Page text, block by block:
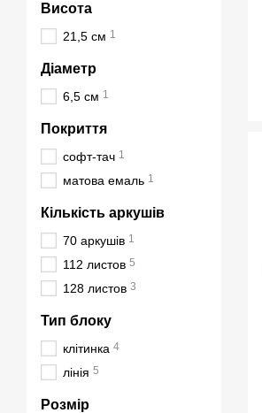
Висота
21,5 см 1
Діаметр
6,5 см 1
Покриття
софт-тач 1
матова емаль 1
Кількість аркушів
70 аркушів 1
112 листов 5
128 листов 3
Тип блоку
клітинка 4
лінія 5
Розмір